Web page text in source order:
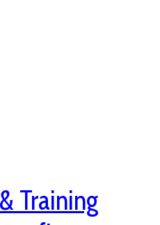
Training